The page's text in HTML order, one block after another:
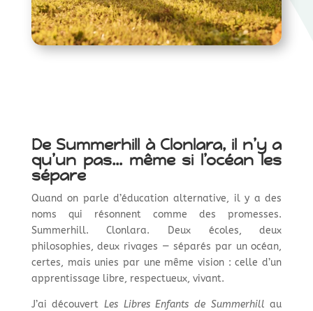
De Summerhill à Clonlara, il n’y a
qu’un pas… même si l’océan les
sépare
Quand on parle d’éducation alternative, il y a des
noms qui résonnent comme des promesses.
Summerhill. Clonlara. Deux écoles, deux
philosophies, deux rivages — séparés par un océan,
certes, mais unies par une même vision : celle d’un
apprentissage libre, respectueux, vivant.
J’ai découvertLes Libres Enfants de Summerhill au